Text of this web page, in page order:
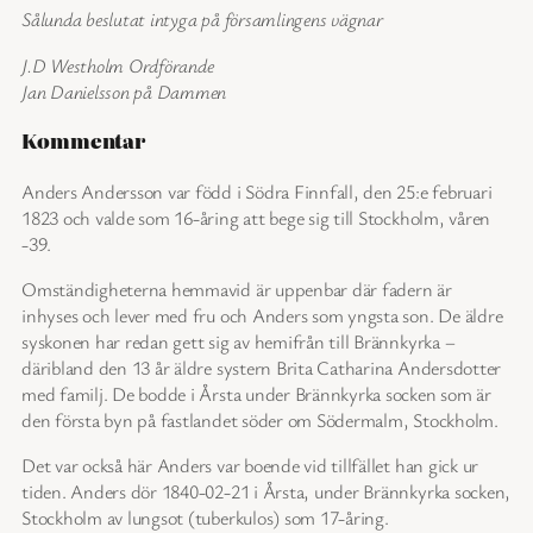
Sålunda beslutat intyga på församlingens vägnar
J.D Westholm Ordförande
Jan Danielsson på Dammen
Kommentar
Anders Andersson var född i Södra Finnfall, den 25:e februari
1823 och valde som 16-åring att bege sig till Stockholm, våren
-39.
Omständigheterna hemmavid är uppenbar där fadern är
inhyses och lever med fru och Anders som yngsta son. De äldre
syskonen har redan gett sig av hemifrån till Brännkyrka –
däribland den 13 år äldre systern Brita Catharina Andersdotter
med familj. De bodde i Årsta under Brännkyrka socken som är
den första byn på fastlandet söder om Södermalm, Stockholm.
Det var också här Anders var boende vid tillfället han gick ur
tiden. Anders dör 1840-02-21 i Årsta, under Brännkyrka socken,
Stockholm av lungsot (tuberkulos) som 17-åring.